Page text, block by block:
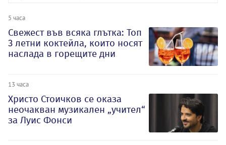
5 часа
Свежест във всяка глътка: Топ
3 летни коктейла, които носят
наслада в горещите дни
13 часа
Христо Стоичков се оказа
неочакван музикален „учител“
за Луис Фонси